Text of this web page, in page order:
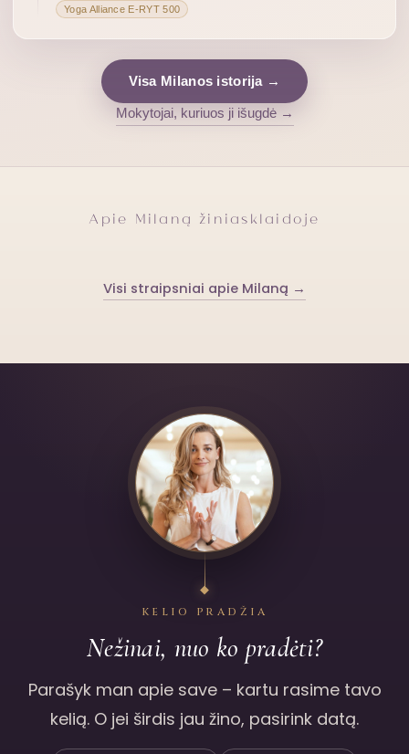
Yoga Alliance E-RYT 500
Visa Milanos istorija →
Mokytojai, kuriuos ji išugdė →
Apie Milaną žiniasklaidoje
Visi straipsniai apie Milaną →
KELIO PRADŽIA
Nežinai, nuo ko pradėti?
Parašyk man apie save – kartu rasime tavo
kelią. O jei širdis jau žino, pasirink datą.